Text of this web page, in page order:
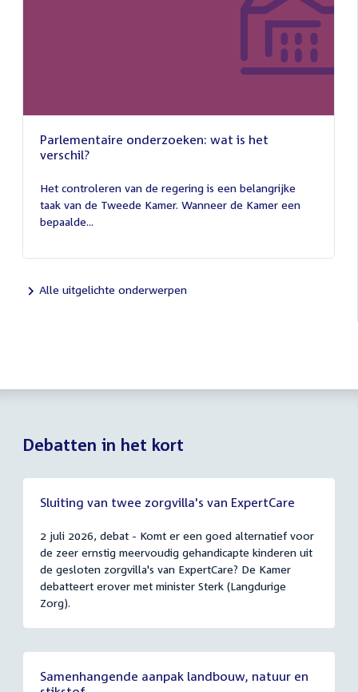
Parlementaire onderzoeken: wat is het
verschil?
juli
2026
Het controleren van de regering is een belangrijke
taak van de Tweede Kamer. Wanneer de Kamer een
bepaalde...
Alle uitgelichte onderwerpen
Debatten in het kort
Sluiting van twee zorgvilla's van ExpertCare
2 juli 2026, debat - Komt er een goed alternatief voor
de zeer ernstig meervoudig gehandicapte kinderen uit
de gesloten zorgvilla's van ExpertCare? De Kamer
debatteert erover met minister Sterk (Langdurige
Zorg).
Samenhangende aanpak landbouw, natuur en